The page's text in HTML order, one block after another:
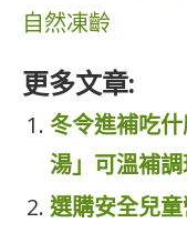
自然凍齡
更多文章:
冬令進補吃
湯」可溫補
選購安全兒